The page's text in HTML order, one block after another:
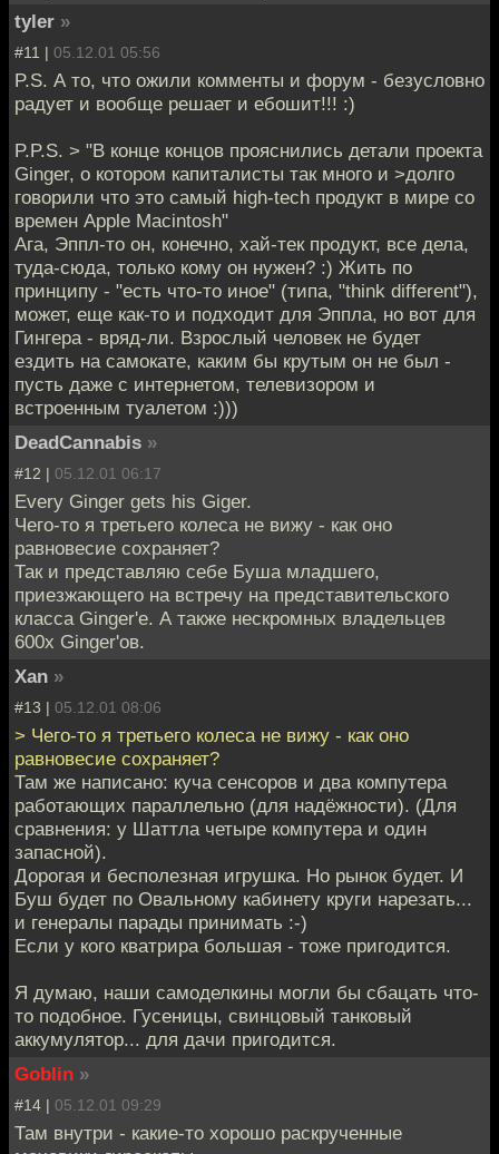
tyler »
#11 | 05.12.01 05:56
P.S. А то, что ожили комменты и форум - безусловно
радует и вообще решает и ебошит!!! :)
P.P.S. > "В конце концов прояснились детали проекта
Ginger, о котором капиталисты так много и >долго
говорили что это самый high-tech продукт в мире со
времен Apple Macintosh"
Ага, Эппл-то он, конечно, хай-тек продукт, все дела,
туда-сюда, только кому он нужен? :) Жить по
принципу - "есть что-то иное" (типа, "think different"),
может, еще как-то и подходит для Эппла, но вот для
Гингера - вряд-ли. Взрослый человек не будет
ездить на самокате, каким бы крутым он не был -
пусть даже с интернетом, телевизором и
встроенным туалетом :)))
DeadCannabis »
#12 | 05.12.01 06:17
Every Ginger gets his Giger.
Чего-то я третьего колеса не вижу - как оно
равновесие сохраняет?
Так и представляю себе Буша младшего,
приезжающего на встречу на представительского
класса Ginger'е. А также нескромных владельцев
600х Ginger'ов.
Xan »
#13 | 05.12.01 08:06
> Чего-то я третьего колеса не вижу - как оно
равновесие сохраняет?
Там же написано: куча сенсоров и два компутера
работающих параллельно (для надёжности). (Для
сравнения: у Шаттла четыре компутера и один
запасной).
Дорогая и бесполезная игрушка. Но рынок будет. И
Буш будет по Овальному кабинету круги нарезать...
и генералы парады принимать :-)
Если у кого кватрира большая - тоже пригодится.
Я думаю, наши самоделкины могли бы сбацать что-
то подобное. Гусеницы, свинцовый танковый
аккумулятор... для дачи пригодится.
Goblin »
#14 | 05.12.01 09:29
Там внутри - какие-то хорошо раскрученные